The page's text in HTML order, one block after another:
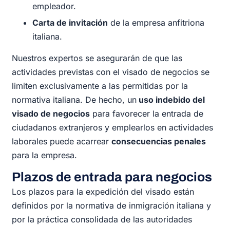
empleador.
Carta de invitación de la empresa anfitriona
italiana.
Nuestros expertos se asegurarán de que las
actividades previstas con el visado de negocios se
limiten exclusivamente a las permitidas por la
normativa italiana. De hecho, un uso indebido del
visado de negocios para favorecer la entrada de
ciudadanos extranjeros y emplearlos en actividades
laborales puede acarrearconsecuencias penales
para la empresa.
Plazos de entrada para negocios
Los plazos para la expedición del visado están
definidos por la normativa de inmigración italiana y
por la práctica consolidada de las autoridades